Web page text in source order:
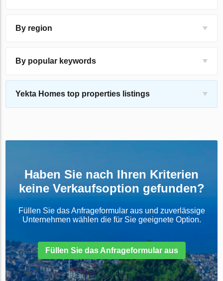
By region
By popular keywords
Yekta Homes top properties listings
Haben Sie nach Ihren Kriterien
keine Verkaufsoption gefunden?
Füllen Sie das Anfrageformular aus und zuverlässige
Unternehmen wählen die für Sie geeignete Option.
Füllen Sie das Anfrageformular aus